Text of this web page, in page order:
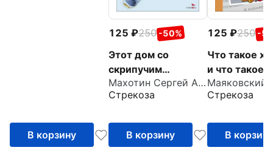
В корзину
125 250 -50%
Этот дом со
скрипучим
крыльцом
Махотин Сергей Анатольевич
Стрекоза
В корзину
125 250 -
Что такое
и что такое
Стрекоза
В корзину